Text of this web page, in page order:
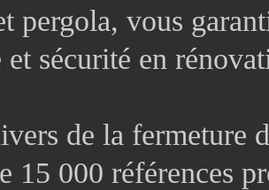
pergola, vous
sécurité en
de la fermeture
15 000 références